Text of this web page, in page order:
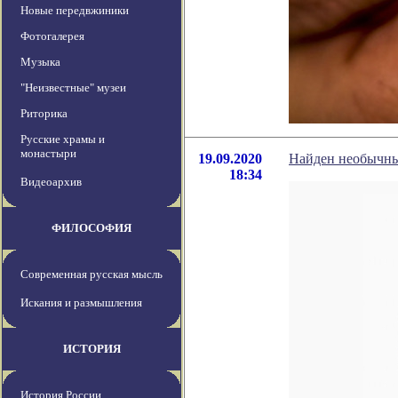
Новые передвжиники
Фотогалерея
Музыка
"Неизвестные" музеи
Риторика
Русские храмы и
монастыри
Видеоархив
ФИЛОСОФИЯ
Современная русская мысль
Искания и размышления
ИСТОРИЯ
История России
19.09.2020
18:34
Найден